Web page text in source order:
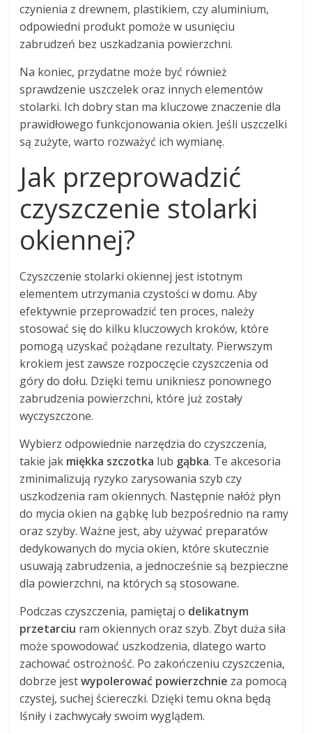
czynienia z drewnem, plastikiem, czy aluminium,
odpowiedni produkt pomoże w usunięciu
zabrudzeń bez uszkadzania powierzchni.
Na koniec, przydatne może być również
sprawdzenie uszczelek oraz innych elementów
stolarki. Ich dobry stan ma kluczowe znaczenie dla
prawidłowego funkcjonowania okien. Jeśli uszczelki
są zużyte, warto rozważyć ich wymianę.
Jak przeprowadzić
czyszczenie stolarki
okiennej?
Czyszczenie stolarki okiennej jest istotnym
elementem utrzymania czystości w domu. Aby
efektywnie przeprowadzić ten proces, należy
stosować się do kilku kluczowych kroków, które
pomogą uzyskać pożądane rezultaty. Pierwszym
krokiem jest zawsze rozpoczęcie czyszczenia od
góry do dołu. Dzięki temu unikniesz ponownego
zabrudzenia powierzchni, które już zostały
wyczyszczone.
Wybierz odpowiednie narzędzia do czyszczenia,
takie jak miękka szczotka lub gąbka. Te akcesoria
zminimalizują ryzyko zarysowania szyb czy
uszkodzenia ram okiennych. Następnie nałóż płyn
do mycia okien na gąbkę lub bezpośrednio na ramy
oraz szyby. Ważne jest, aby używać preparatów
dedykowanych do mycia okien, które skutecznie
usuwają zabrudzenia, a jednocześnie są bezpieczne
dla powierzchni, na których są stosowane.
Podczas czyszczenia, pamiętaj o delikatnym
przetarciu ram okiennych oraz szyb. Zbyt duża siła
może spowodować uszkodzenia, dlatego warto
zachować ostrożność. Po zakończeniu czyszczenia,
dobrze jestwypolerować powierzchnie za pomocą
czystej, suchej ściereczki. Dzięki temu okna będą
lśniły i zachwycały swoim wyglądem.